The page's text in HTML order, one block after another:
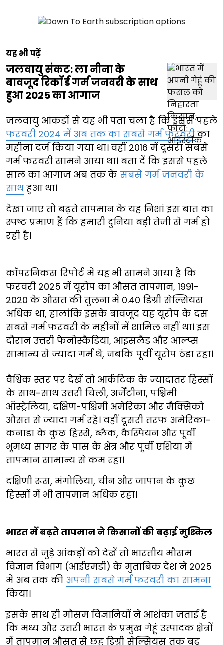
यह भी पढ़ें
जलवायु संकट: ला नीना के
बावजूद रिकॉर्ड गर्म जनवरी के साथ
हुआ 2025 का आगाज
जलवायु आंकड़ों से यह भी पता चला है कि इससे पहले
फरवरी 2024 में अब तक का सबसे गर्म फरवरी का
महीना दर्ज किया गया था। वहीं 2016 में दूसरा सबसे
गर्म फरवरी सामने आया था। बता दें कि इससे पहले
साल का आगाज अब तक के सबसे गर्म जनवरी के
साथहुआ था।
देखा जाए तो बढ़ते तापमान के यह निशां इस बात का
स्पष्ट प्रमाण हैं कि हमारी दुनिया बड़ी तेजी से गर्म हो
रही है।
कॉपरनिकस रिपोर्ट में यह भी सामने आया है कि
फरवरी 2025 में यूरोप का औसत तापमान, 1991-
2020 के औसत की तुलना में 0.40 डिग्री सेल्सियस
अधिक था, हालांकि इसके बावजूद यह यूरोप के दस
सबसे गर्म फरवरी के महीनों में शामिल नहीं था। इस
दौरान उत्तरी फेनोस्कैंडिया, आइसलैंड और आल्प्स
सामान्य से ज्यादा गर्म थे, जबकि पूर्वी यूरोप ठंडा रहा।
वैश्विक स्तर पर देखें तो आर्कटिक के ज्यादातर हिस्सों
के साथ-साथ उत्तरी चिली, अर्जेंटीना, पश्चिमी
ऑस्ट्रेलिया, दक्षिण-पश्चिमी अमेरिका और मैक्सिको
औसत से ज्यादा गर्म रहे। वहीं दूसरी तरफ अमेरिका-
कनाडा के कुछ हिस्से, ब्लैक, कैस्पियन और पूर्वी
भूमध्य सागर के पास के क्षेत्र और पूर्वी एशिया में
तापमान सामान्य से कम रहा।
दक्षिणी रूस, मंगोलिया, चीन और जापान के कुछ
हिस्सों में भी तापमान अधिक रहा।
भारत में बढ़ते तापमान ने किसानों की बढ़ाई मुश्किल
भारत से जुड़े आंकड़ों को देखें तो भारतीय मौसम
विज्ञान विभाग (आईएमडी) के मुताबिक देश ने 2025
में अब तक की अपनी सबसे गर्म फरवरी का सामना
किया।
इसके साथ ही मौसम विज्ञानियों ने आशंका जताई है
कि मध्य और उत्तरी भारत के प्रमुख गेहूं उत्पादक क्षेत्रों
में तापमान औसत से छह डिग्री सेल्सियस तक बढ़